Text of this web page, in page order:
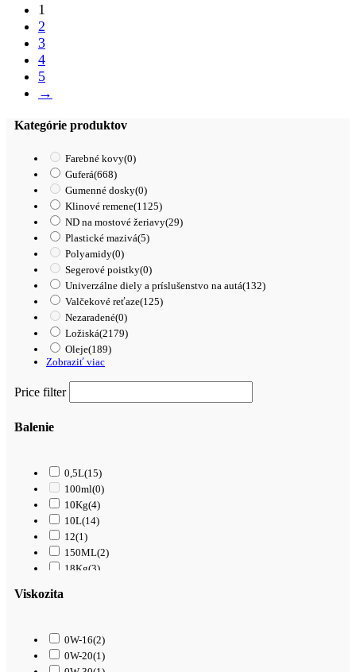
1
2
3
4
5
→
Kategórie produktov
Farebné kovy(0)
Guferá(668)
Gumenné dosky(0)
Klinové remene(1125)
ND na mostové žeriavy(29)
Plastické mazivá(5)
Polyamidy(0)
Segerové poistky(0)
Univerzálne diely a príslušenstvo na autá(132)
Valčekové reťaze(125)
Nezaradené(0)
Ložiská(2179)
Oleje(189)
Zobraziť viac
Price filter
Balenie
0,5L(15)
100ml(0)
10Kg(4)
10L(14)
12(1)
150ML(2)
18Kg(3)
(40)
250ML (1)
Viskozita
0W-16(2)
0W-20(1)